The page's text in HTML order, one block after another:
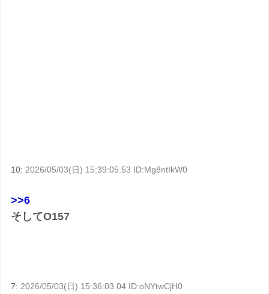
10: 2026/05/03(日) 15:39:05.53 ID:Mg8ntIkW0
>>6
そしてO157
7: 2026/05/03(日) 15:36:03.04 ID:oNYtwCjH0